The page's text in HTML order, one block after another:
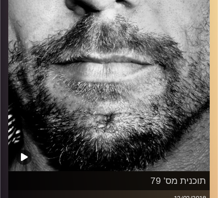
קרדיט תמונות: David Goehring
תוכנית מס' 79